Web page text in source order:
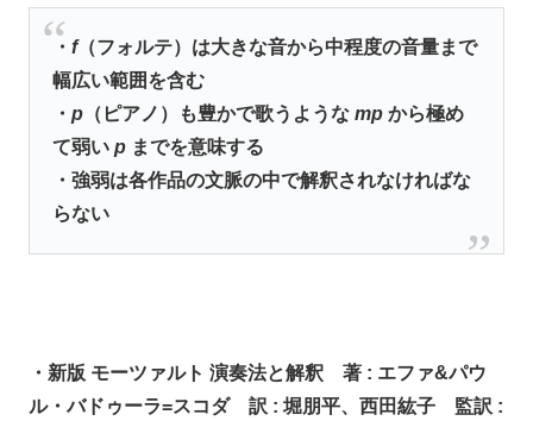
・f（フォルテ）は大きな音から中程度の音量まで
幅広い範囲を含む
・p （ピアノ）も豊かで歌うようなmp から極め
て弱いp までを意味する
・強弱は各作品の文脈の中で解釈されなければな
らない
・新版 モーツァルト 演奏法と解釈 著 : エファ&パウ
ル・バドゥーラ=スコダ 訳 : 堀朋平、西田紘子 監訳 :